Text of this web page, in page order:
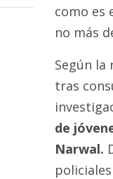
como es
no más
Según la
tras
de
Narwal.